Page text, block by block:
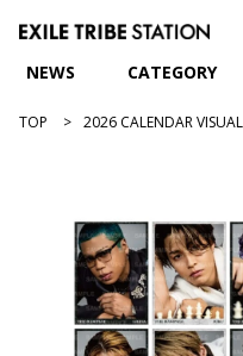
NEWS CATEGORY
TOP 2026 CALENDAR